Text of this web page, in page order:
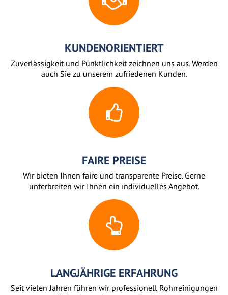
KUNDENORIENTIERT
Zuverlässigkeit und Pünktlichkeit zeichnen uns aus. Werden
auch Sie zu unserem zufriedenen Kunden.
FAIRE PREISE
Wir bieten Ihnen faire und transparente Preise. Gerne
unterbreiten wir Ihnen ein individuelles Angebot.
LANGJÄHRIGE ERFAHRUNG
Seit vielen Jahren führen wir professionell Rohrreinigungen